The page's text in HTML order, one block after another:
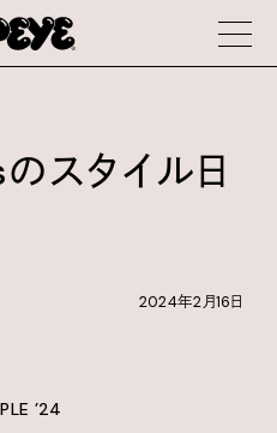
スタイル日
2024年2月16日
’24